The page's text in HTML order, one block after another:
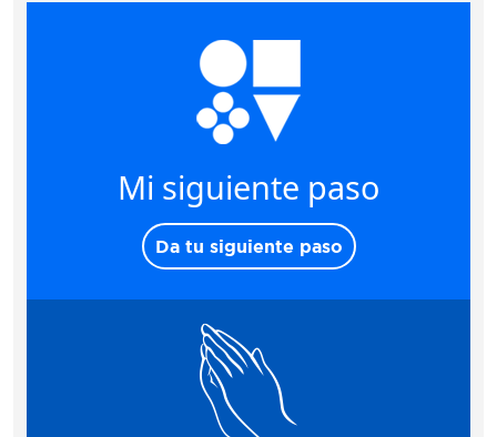
Mi siguiente paso
Da tu siguiente paso